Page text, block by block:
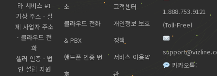
라 서비스 #1
가상 주소 · 실
제 사업자 주소
· 클라우드 전
화
셀러 인증 · 법
인 설립 지원
소
클라우드 전화
& PBX
핸드폰 인증 번
호
고객센터
개인정보 보호
정책
서비스 이용약
관
1.888.753.9121
(Toll-Free)
카카오톡: